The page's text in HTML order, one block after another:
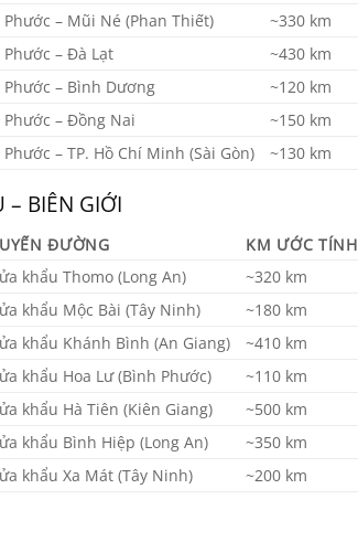
– Mũi Né (Phan Thiết) ~330 km
– Đà Lạt ~430 km
Phước – Bình Dương ~120 km
Phước – Đồng Nai ~150 km
– TP. Hồ Chí Minh (Sài Gòn) ~130 km
– BIÊN GIỚI
ĐƯỜNG KM ƯỚC TÍNH
khẩu Thomo (Long An) ~320 km
khẩu Mộc Bài (Tây Ninh) ~180 km
khẩu Khánh Bình (An Giang) ~410 km
khẩu Hoa Lư (Bình Phước) ~110 km
khẩu Hà Tiên (Kiên Giang) ~500 km
khẩu Bình Hiệp (Long An) ~350 km
khẩu Xa Mát (Tây Ninh) ~200 km